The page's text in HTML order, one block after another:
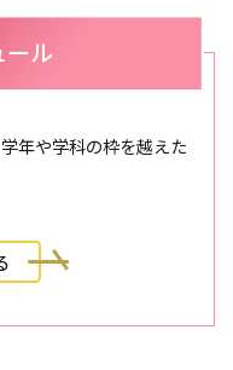
ール
年や学科の枠を越えた